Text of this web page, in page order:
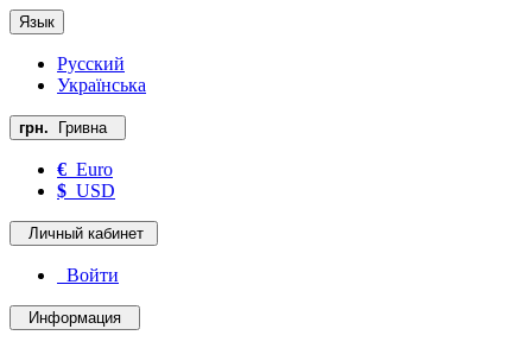
Язык
Русский
Українська
грн. Гривна
€ Euro
$ USD
Личный кабинет
Войти
Информация